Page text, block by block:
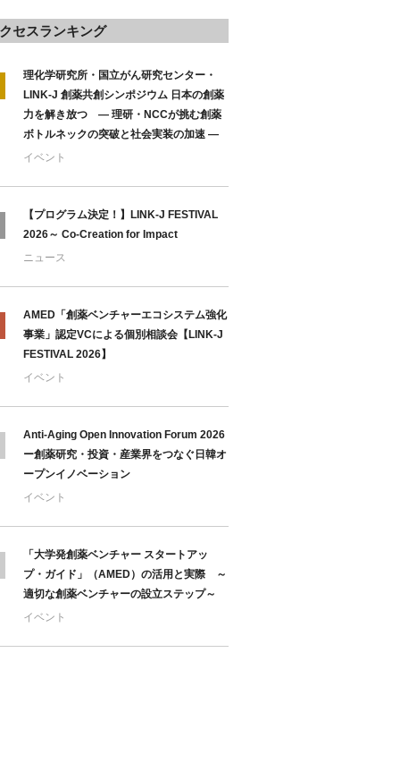
セスランキング
理化学研究所・国立がん研究センター・
LINK-J 創薬共創シンポジウム 日本の創薬
力を解き放つ ― 理研・NCCが挑む創薬
ボトルネックの突破と社会実装の加速 ―
イベント
【プログラム決定！】LINK-J FESTIVAL
2026～ Co-Creation for Impact
ニュース
AMED「創薬ベンチャーエコシステム強化
事業」認定VCによる個別相談会【LINK-J
FESTIVAL 2026】
イベント
Anti-Aging Open Innovation Forum 2026
ー創薬研究・投資・産業界をつなぐ日韓オ
ープンイノベーション
イベント
「大学発創薬ベンチャー スタートアッ
プ・ガイド」（AMED）の活用と実際 ～
適切な創薬ベンチャーの設立ステップ～
イベント